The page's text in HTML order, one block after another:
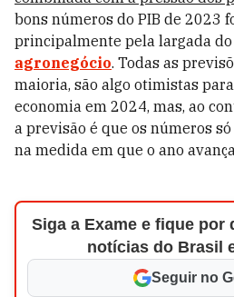
bons números do PIB de 2023
principalmente pela largada do
agronegócio. Todas as
maioria, são algo otimistas
economia em 2024, mas, ao
a previsão é que os números
na medida em que o ano
Siga a Exame e fique por
notícias do Brasil
Seguir no